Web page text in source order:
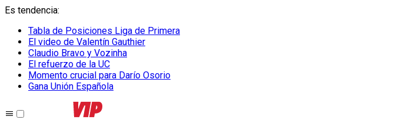
Es tendencia:
Tabla de Posiciones Liga de Primera
El video de Valentín Gauthier
Claudio Bravo y Vozinha
El refuerzo de la UC
Momento crucial para Darío Osorio
Gana Unión Española